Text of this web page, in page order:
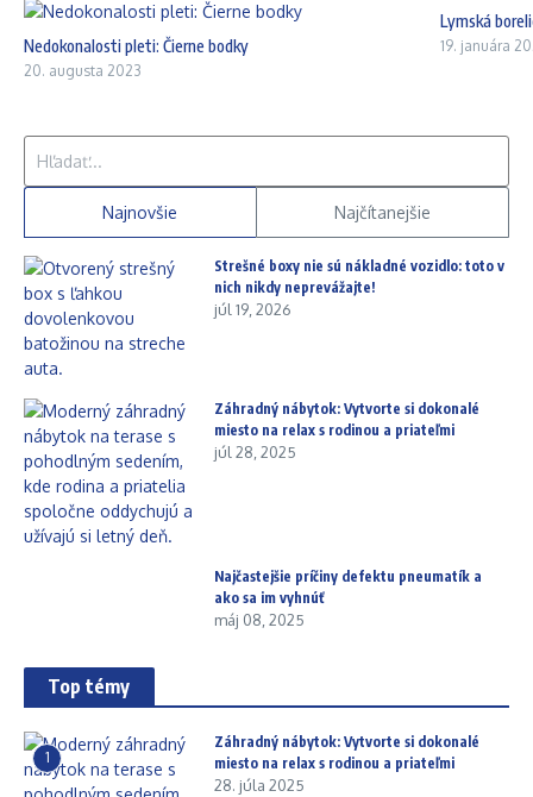
Nedokonalosti pleti: Čierne bodky
20. augusta 2023
Lymská
19. januára
Najnovšie Najčítanejšie
Strešné boxy nie sú nákladné vozidlo: toto v
nich nikdy neprevážajte!
júl 19, 2026
Záhradný nábytok: Vytvorte si dokonalé
miesto na relax s rodinou a priateľmi
júl 28, 2025
Najčastejšie príčiny defektu pneumatík a
ako sa im vyhnúť
máj 08, 2025
Top témy
1
Záhradný nábytok: Vytvorte si dokonalé
miesto na relax s rodinou a priateľmi
28. júla 2025